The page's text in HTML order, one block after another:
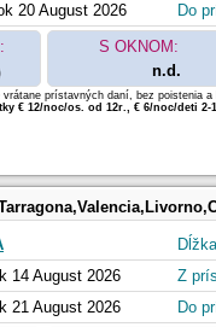
20 August 2026
Do
S OKNOM:
n.d.
prístavných daní, bez poistenia
€ 12/noc/os. od 12r., € 6/noc/deti 2-
14 August 2026
21 August 2026
Z
Do